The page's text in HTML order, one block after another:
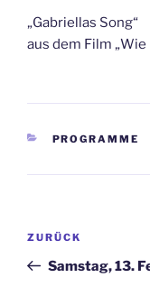
„Gabriellas Song“
aus dem Film
KATEGORIEN
PROGRAMME
Vorheriger
Beitrag
ZURÜCK
Samstag, 13.